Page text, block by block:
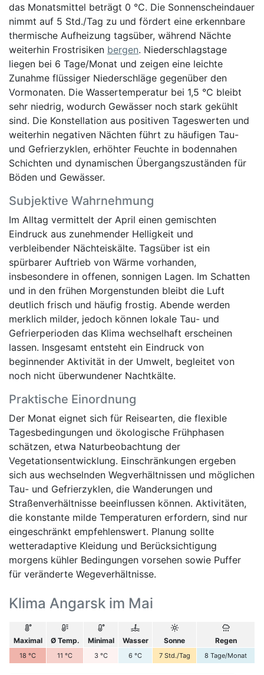
das Monatsmittel beträgt 0 °C. Die Sonnenscheindauer
nimmt auf 5 Std./Tag zu und fördert eine erkennbare
thermische Aufheizung tagsüber, während Nächte
weiterhin Frostrisiken bergen. Niederschlagstage
liegen bei 6 Tage/Monat und zeigen eine leichte
Zunahme flüssiger Niederschläge gegenüber den
Vormonaten. Die Wassertemperatur bei 1,5 °C bleibt
sehr niedrig, wodurch Gewässer noch stark gekühlt
sind. Die Konstellation aus positiven Tageswerten und
weiterhin negativen Nächten führt zu häufigen Tau-
und Gefrierzyklen, erhöhter Feuchte in bodennahen
Schichten und dynamischen Übergangszuständen für
Böden und Gewässer.
Subjektive Wahrnehmung
Im Alltag vermittelt der April einen gemischten
Eindruck aus zunehmender Helligkeit und
verbleibender Nächteiskälte. Tagsüber ist ein
spürbarer Auftrieb von Wärme vorhanden,
insbesondere in offenen, sonnigen Lagen. Im Schatten
und in den frühen Morgenstunden bleibt die Luft
deutlich frisch und häufig frostig. Abende werden
merklich milder, jedoch können lokale Tau- und
Gefrierperioden das Klima wechselhaft erscheinen
lassen. Insgesamt entsteht ein Eindruck von
beginnender Aktivität in der Umwelt, begleitet von
noch nicht überwundener Nachtkälte.
Praktische Einordnung
Der Monat eignet sich für Reisearten, die flexible
Tagesbedingungen und ökologische Frühphasen
schätzen, etwa Naturbeobachtung der
Vegetationsentwicklung. Einschränkungen ergeben
sich aus wechselnden Wegverhältnissen und möglichen
Tau- und Gefrierzyklen, die Wanderungen und
Straßenverhältnisse beeinflussen können. Aktivitäten,
die konstante milde Temperaturen erfordern, sind nur
eingeschränkt empfehlenswert. Planung sollte
wetteradaptive Kleidung und Berücksichtigung
morgens kühler Bedingungen vorsehen sowie Puffer
für veränderte Wegeverhältnisse.
Klima Angarsk im Mai
Maximal Ø Temp. Minimal Wasser Sonne Regen
18 °C 11 °C 3 °C 6 °C 7 Std./Tag 8 Tage/Monat